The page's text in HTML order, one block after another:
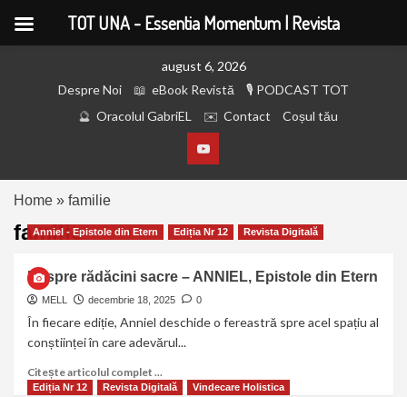
august 6, 2026
Despre Noi
eBook Revistă
PODCAST TOT
Oracolul GabriEL
Contact Coșul tău
Home » familie
familie
Anniel - Epistole din Etern Ediția Nr 12 Revista Digitală
Despre rădăcini sacre – ANNIEL, Epistole din Etern
MELL decembrie 18, 2025 0
În fiecare ediție, Anniel deschide o fereastră spre acel spațiu al
conștiinței în care adevărul...
Citește articolul complet ...
Ediția Nr 12 Revista Digitală Vindecare Holistica
TOT UNA - Essentia Momentum | Revista